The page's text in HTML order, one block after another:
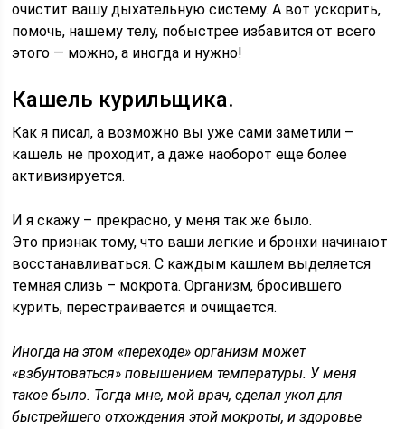
очистит вашу дыхательную систему. А вот ускорить,
помочь, нашему телу, побыстрее избавится от всего
этого — можно, а иногда и нужно!
Кашель курильщика.
Как я писал, а возможно вы уже сами заметили –
кашель не проходит, а даже наоборот еще более
активизируется.
И я скажу – прекрасно, у меня так же было.
Это признак тому, что ваши легкие и бронхи начинают
восстанавливаться. С каждым кашлем выделяется
темная слизь – мокрота. Организм, бросившего
курить, перестраивается и очищается.
Иногда на этом «переходе» организм может
«взбунтоваться» повышением температуры. У меня
такое было. Тогда мне, мой врач, сделал укол для
быстрейшего отхождения этой мокроты, и здоровье